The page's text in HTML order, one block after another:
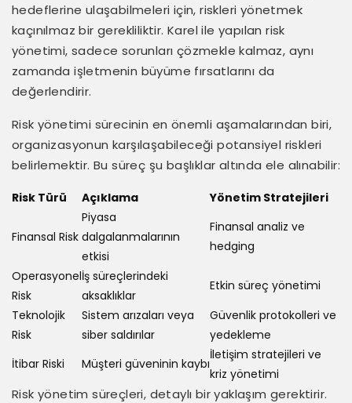
hedeflerine ulaşabilmeleri için, riskleri yönetmek
kaçınılmaz bir gerekliliktir. Karel ile yapılan risk
yönetimi, sadece sorunları çözmekle kalmaz, aynı
zamanda işletmenin büyüme fırsatlarını da
değerlendirir.
Risk yönetimi sürecinin en önemli aşamalarından biri,
organizasyonun karşılaşabileceği potansiyel riskleri
belirlemektir. Bu süreç şu başlıklar altında ele alınabilir:
Risk Türü Açıklama Yönetim Stratejileri
Finansal Risk
Piyasa
dalgalanmalarının
etkisi
Finansal analiz ve
hedging
Operasyonel
Risk
İş süreçlerindeki
aksaklıklar
Etkin süreç yönetimi
Teknolojik
Risk
Sistem arızaları veya
siber saldırılar
Güvenlik protokolleri ve
yedekleme
İtibar Riski
Müşteri güveninin kaybı
İletişim stratejileri ve
kriz yönetimi
Risk yönetim süreçleri, detaylı bir yaklaşım gerektirir.